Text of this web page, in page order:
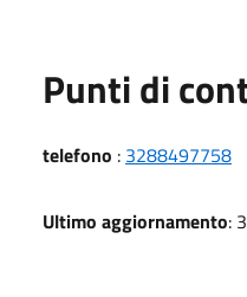
Punti di
telefono : 3288497758
Ultimo aggiornamento: